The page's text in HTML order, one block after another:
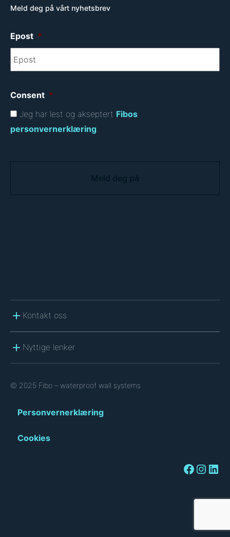
Meld deg på vårt nyhetsbrev
Epost *
Consent *
Jeg har lest og akseptert Fibos
personvernerklæring.
Kontakt oss
Nyttige lenker
© 2025 Fibo – waterproof wall systems
Personvernerklæring
Cookies
Facebook Instagram LinkedIn